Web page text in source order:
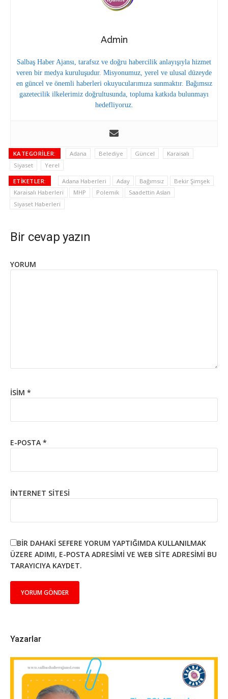
Admin
Salbaş Haber Ajansı, tarafsız ve doğru habercilik anlayışıyla hizmet
veren bir medya kuruluşudur. Misyonumuz, yerel ve ulusal düzeyde
en güncel ve önemli haberleri okuyucularımıza sunmaktır. Bağımsız
gazetecilik ilkelerimiz doğrultusunda, topluma katkıda bulunmayı
hedefliyoruz.
KATEGORILER: Adana Belediye Güncel
Karaisalı
Siyaset
Yerel
ETIKETLER: Adana Haberleri Aday Bağımsız
Bekir Şimşek
Karaisalı Haberleri
MHP Polemik
Saadettin Aslan
Siyaset Haberleri
Bir cevap yazın
YORUM
İSIM *
E-POSTA *
İNTERNET SITESI
BIR DAHAKI SEFERE YORUM YAPTIĞIMDA KULLANILMAK
ÜZERE ADIMI, E-POSTA ADRESIMI VE WEB SITE ADRESIMI BU
TARAYICIYA KAYDET.
Yazarlar